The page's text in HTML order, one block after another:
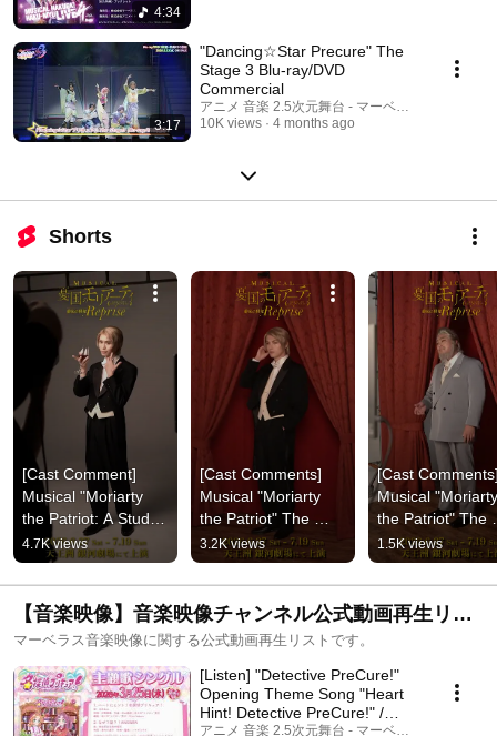
4:34
3:17
"Dancing☆Star Precure" The
Stage 3 Blu-ray/DVD
Commercial
アニメ 音楽 2.5次元舞台 - マーベラス公式チャン
10K views
4 months ago
Shorts
[Cast Comment]
Musical "Moriarty
the Patriot: A Study
in Scarlet Reprise"
Earl Blitz Enders:
Kosu...
4.7K views
[Cast Comments]
Musical "Moriarty
the Patriot" The
Scarlet Study
Reprise Count Blitz
Enders: Koji...
3.2K views
[Cast
Musical "Moriarty
the Patriot" The
Study in Scarlet
Reprise - Baron
Lenny Dublin:...
1.5K views
【音楽映像】音楽映像チャンネル公式動画再生リス
ト
マーベラス音楽映像に関する公式動画再生リストです。
[Listen] "Detective PreCure!"
Opening Theme Song "Heart
Hint! Detective PreCure!" /
Theme song si...
アニメ 音楽 2.5次元舞台 - マーベラス公式チャン